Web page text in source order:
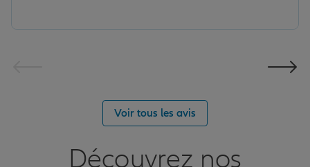
Voir tous les avis
Découvrez nos